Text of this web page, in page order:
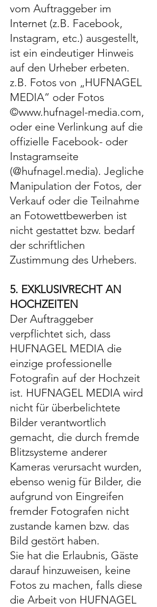
vom Auftraggeber im
Internet (z.B. Facebook,
Instagram, etc.) ausgestellt,
ist ein eindeutiger Hinweis
auf den Urheber erbeten.
z.B. Fotos von „HUFNAGEL
MEDIA“ oder Fotos
©www.hufnagel-media.com,
oder eine Verlinkung auf die
offizielle Facebook- oder
Instagramseite
(@hufnagel.media). Jegliche
Manipulation der Fotos, der
Verkauf oder die Teilnahme
an Fotowettbewerben ist
nicht gestattet bzw. bedarf
der schriftlichen
Zustimmung des Urhebers.
5. EXKLUSIVRECHT AN
HOCHZEITEN
Der Auftraggeber
verpflichtet sich, dass
HUFNAGEL MEDIA die
einzige professionelle
Fotografin auf der Hochzeit
ist. HUFNAGEL MEDIA wird
nicht für überbelichtete
Bilder verantwortlich
gemacht, die durch fremde
Blitzsysteme anderer
Kameras verursacht wurden,
ebenso wenig für Bilder, die
aufgrund von Eingreifen
fremder Fotografen nicht
zustande kamen bzw. das
Bild gestört haben.
Sie hat die Erlaubnis, Gäste
darauf hinzuweisen, keine
Fotos zu machen, falls diese
die Arbeit von HUFNAGEL